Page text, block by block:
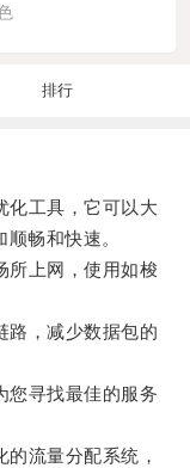
排行
工具，它可以大
畅和快速。
上网，使用如梭
，减少数据包的
寻找最佳的服务
流量分配系统，